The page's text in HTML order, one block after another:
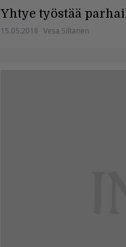
Yhtye työstää
15.05.2018 Vesa Siltanen